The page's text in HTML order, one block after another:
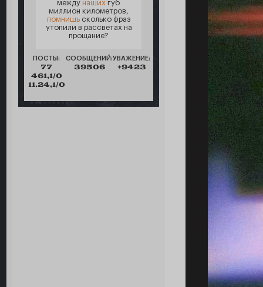
между наших губ
миллион километров,
помнишьсколько фраз
утопили в рассветах на
прощание?
ПОСТЫ:
77
461,1/0
11.24,1/0
СООБЩЕНИЙ:
39506
УВАЖЕНИЕ:
+9423